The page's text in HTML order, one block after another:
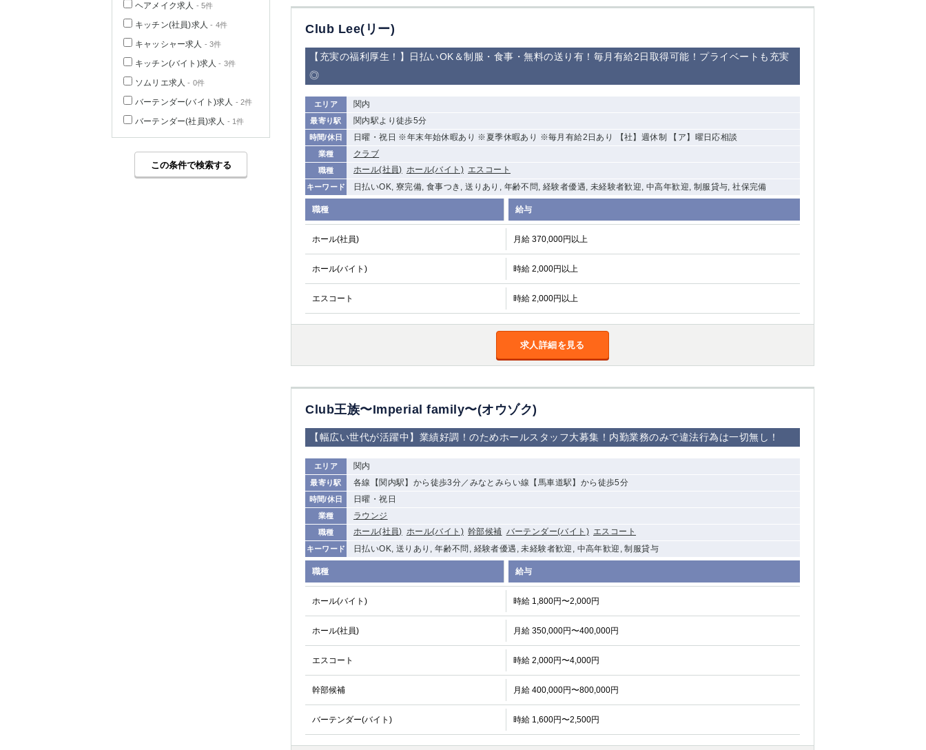
Club Lee(リー)
【充実の福利厚生！】日払いOK＆制服・食事・無料の送り有！毎月有給2日取得可能！プライベートも充実
◎
エリア 関内
最寄り駅 関内駅より徒歩5分
時間/休日 日曜・祝日 ※年末年始休暇あり ※夏季休暇あり ※毎月有給2日あり 【社】週休制 【ア】曜日応相談
業種 クラブ
職種 ホール(社員) ホール(バイト) エスコート
キーワード 日払いOK, 寮完備, 食事つき, 送りあり, 年齢不問, 経験者優遇, 未経験者歓迎, 中高年歓迎, 制服貸与, 社保完備
職種 給与
ホール(社員) 月給 370,000円以上
ホール(バイト) 時給 2,000円以上
エスコート 時給 2,000円以上
求人詳細を見る
Club王族〜Imperial family〜(オウゾク)
【幅広い世代が活躍中】業績好調！のためホールスタッフ大募集！内勤業務のみで違法行為は一切無し！
エリア 関内
最寄り駅 各線【関内駅】から徒歩3分／みなとみらい線【馬車道駅】から徒歩5分
時間/休日 日曜・祝日
業種 ラウンジ
職種 ホール(社員) ホール(バイト) 幹部候補 バーテンダー(バイト) エスコート
キーワード 日払いOK, 送りあり, 年齢不問, 経験者優遇, 未経験者歓迎, 中高年歓迎, 制服貸与
職種 給与
ホール(バイト) 時給 1,800円〜2,000円
ホール(社員) 月給 350,000円〜400,000円
エスコート 時給 2,000円〜4,000円
幹部候補 月給 400,000円〜800,000円
バーテンダー(バイト) 時給 1,600円〜2,500円
ヘアメイク求人 - 5件
キッチン(社員)求人 - 4件
キャッシャー求人 - 3件
キッチン(バイト)求人 - 3件
ソムリエ求人 - 0件
バーテンダー(バイト)求人 - 2件
バーテンダー(社員)求人 - 1件
この条件で検索する